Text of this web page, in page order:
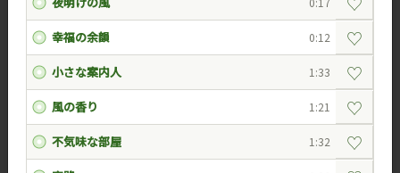
幸福の余韻 0:12 ♡
小さな案内人 1:33 ♡
風の香り 1:21 ♡
不気味な部屋 1:32 ♡